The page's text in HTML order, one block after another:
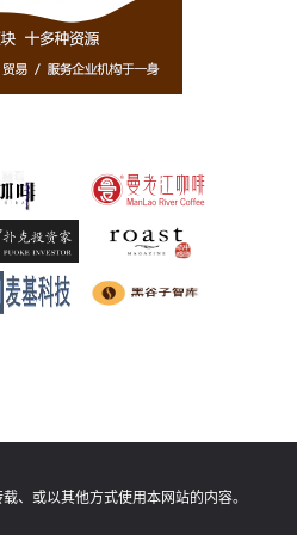
、或以其他方式使用本网站的内容。